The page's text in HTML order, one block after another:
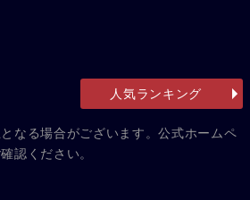
人気ランキング
なる場合がございます。公式ホームペ
認ください。